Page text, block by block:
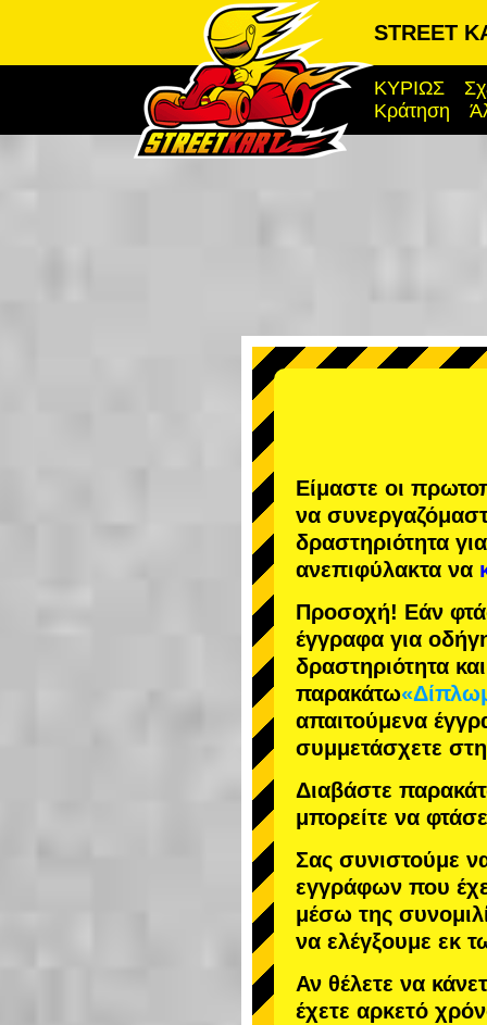
STREET
ΚΥΡΙΩΣ
Κράτηση
Είμαστε οι
να
δραστηριότητα
ανεπιφύλακτα να
Προσοχή! Εάν
έγγραφα για
δραστηριότητα
παρακάτω
απαιτούμενα
συμμετάσχετε
Διαβάστε
μπορείτε να
Σας συνιστούμε
εγγράφων που
μέσω της
να ελέγξουμε εκ
Αν θέλετε να
έχετε αρκετό